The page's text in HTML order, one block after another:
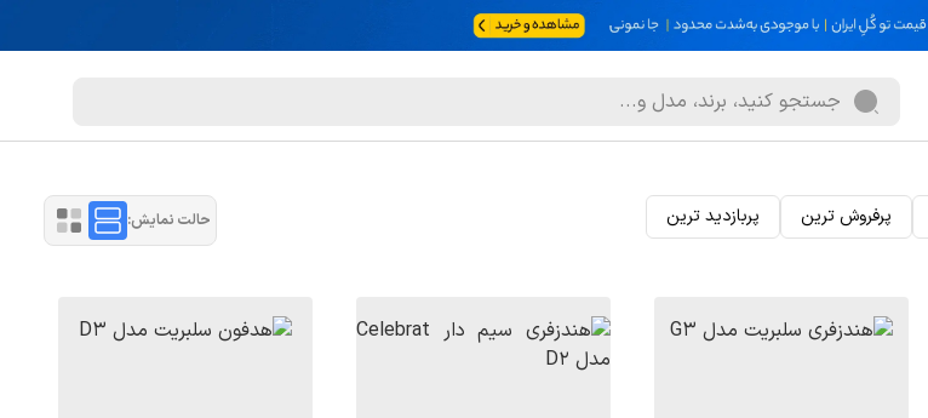
پرفروش ترین پربازدید ترین حالت نمایش: